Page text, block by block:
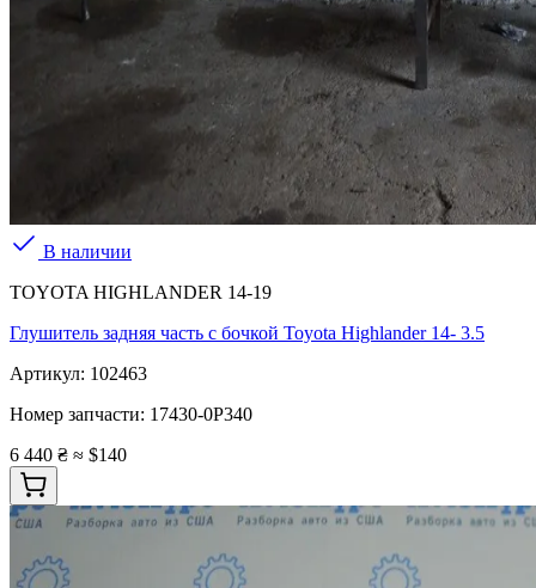
В наличии
TOYOTA HIGHLANDER 14-19
Глушитель задняя часть с бочкой Toyota Highlander 14- 3.5
Артикул: 102463
Номер запчасти: 17430-0P340
6 440 ₴ ≈ $140